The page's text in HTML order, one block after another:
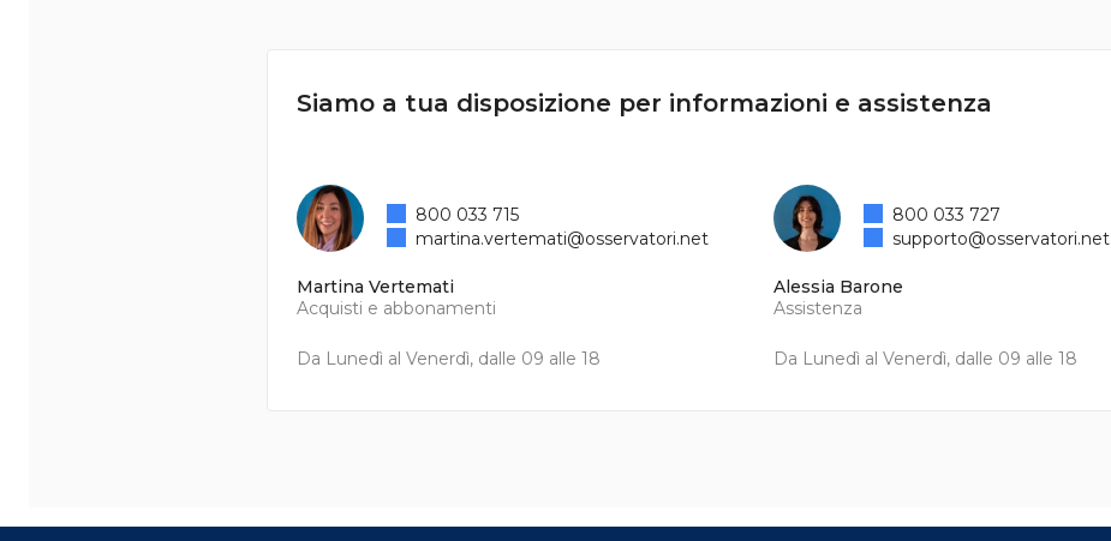
Siamo a tua disposizione per informazioni e assistenza
Martina Vertemati
Acquisti e abbonamenti
Da Lunedì al Venerdì, dalle 09 alle 18
800 033 715
martina.vertemati@osservatori.net
Alessia Barone
Assistenza
Da Lunedì al Venerdì, dalle 09 alle 18
800 033 727
supporto@osservatori.net